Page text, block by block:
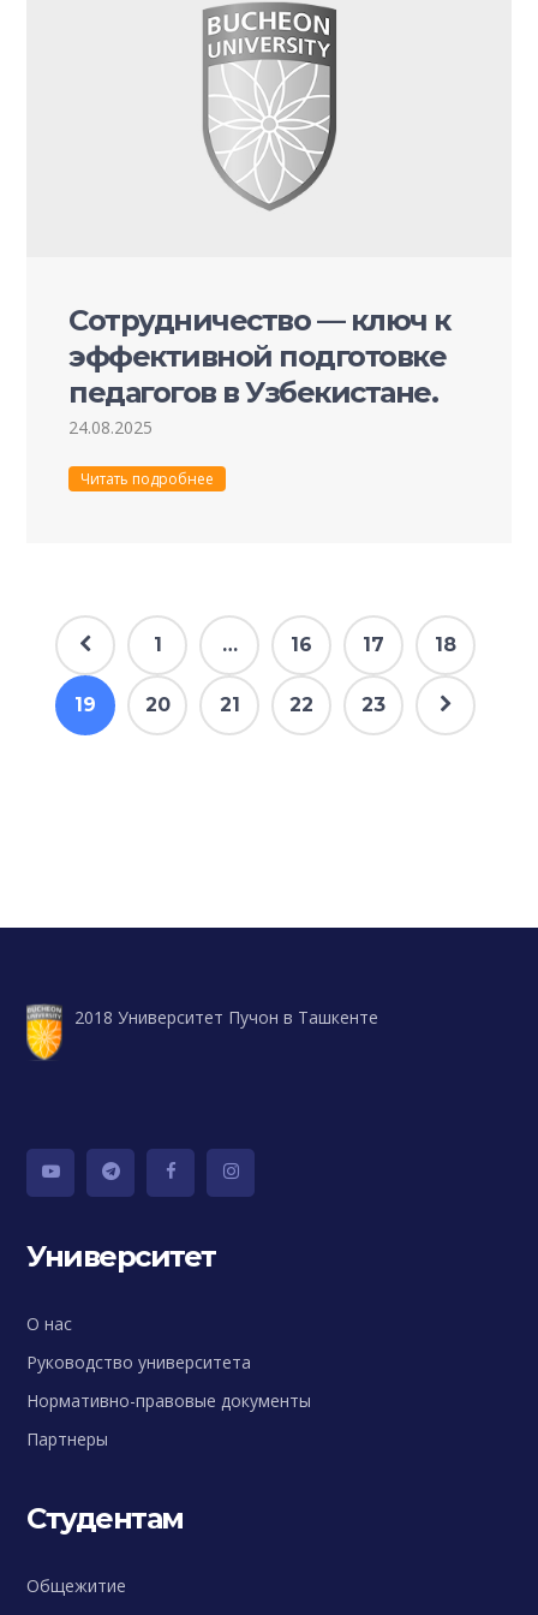
Сотрудничество — ключ к
эффективной подготовке
педагогов в Узбекистане.
24.08.2025
Читать подробнее
1 … 16 17 18
19 20 21 22 23
2018 Университет Пучон в Ташкенте
Университет
О нас
Руководство университета
Нормативно-правовые документы
Партнеры
Студентам
Общежитие